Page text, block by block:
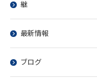
継
最新情報
ブログ